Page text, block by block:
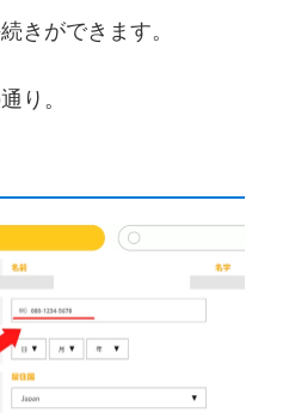
きができます。
り。